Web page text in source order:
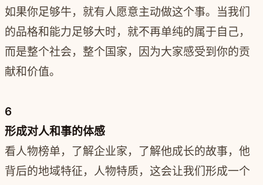
如果你足够牛，就有人愿意主动做这个事。当我们
的品格和能力足够大时，就不再单纯的属于自己，
而是整个社会，整个国家，因为大家感受到你的贡
献和价值。
6
形成对人和事的体感
看人物榜单，了解企业家，了解他成长的故事，他
背后的地域特征，人物特质，这会让我们形成一个